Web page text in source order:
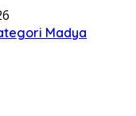
Madya